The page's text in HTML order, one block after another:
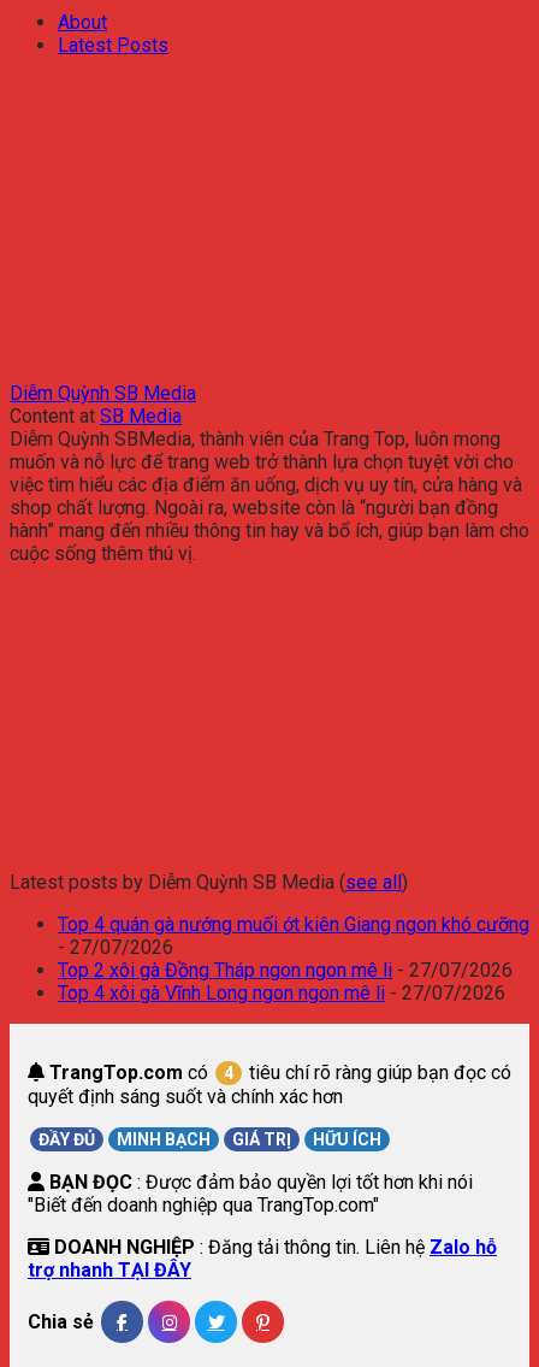
About
Latest Posts
Diễm Quỳnh SB Media
Content at SB Media
Diễm Quỳnh SBMedia, thành viên của Trang Top, luôn mong
muốn và nỗ lực để trang web trở thành lựa chọn tuyệt vời cho
việc tìm hiểu các địa điểm ăn uống, dịch vụ uy tín, cửa hàng và
shop chất lượng. Ngoài ra, website còn là “người bạn đồng
hành” mang đến nhiều thông tin hay và bổ ích, giúp bạn làm cho
cuộc sống thêm thú vị.
Latest posts by Diễm Quỳnh SB Media (see all )
Top 4 quán gà nướng muối ớt kiên Giang ngon khó cưỡng
- 27/07/2026
Top 2 xôi gà Đồng Tháp ngon ngon mê li - 27/07/2026
Top 4 xôi gà Vĩnh Long ngon ngon mê li - 27/07/2026
TrangTop.com có 4
tiêu chí rõ ràng giúp bạn đọc có
quyết định sáng suốt và chính xác hơn
ĐẦY ĐỦ MINH BẠCH GIÁ TRỊ HỮU ÍCH
BẠN ĐỌC : Được đảm bảo quyền lợi tốt hơn khi nói
"Biết đến doanh nghiệp qua TrangTop.com"
DOANH NGHIỆP : Đăng tải thông tin. Liên hệ Zalo hỗ
trợ nhanh TẠI ĐÂY
Chia sẻ